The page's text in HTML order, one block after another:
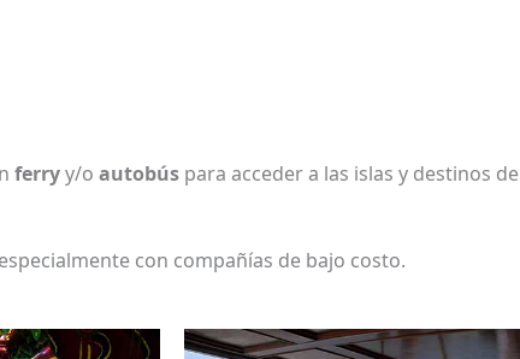
ferryy/o autobúspara acceder a las islas y destinos de
con compañías de bajo costo.